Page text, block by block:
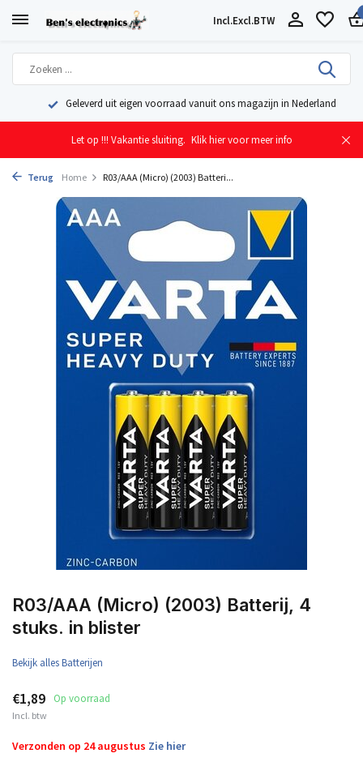
Incl.Excl.BTW
Geleverd uit eigen voorraad vanuit ons magazijn in Nederland
Let op !!! Vakantie sluiting. Klik hier voor meer info
Terug Home R03/AAA (Micro) (2003) Batteri...
R03/AAA (Micro) (2003) Batterij, 4
stuks. in blister
Bekijk alles Batterijen
€1,89 Op voorraad
Incl. btw
Verzonden op 24 augustus Zie hier